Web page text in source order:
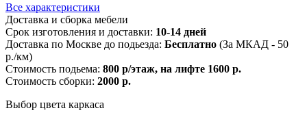
Все характеристики
Доставка и сборка мебели
Срок изготовления и доставки: 10-14 дней
Доставка по Москве до подьезда: Бесплатно (За МКАД - 50
р./км)
Стоимость подьема: 800 р/этаж, на лифте 1600 р.
Стоимость сборки: 2000 р.
Выбор цвета каркаса